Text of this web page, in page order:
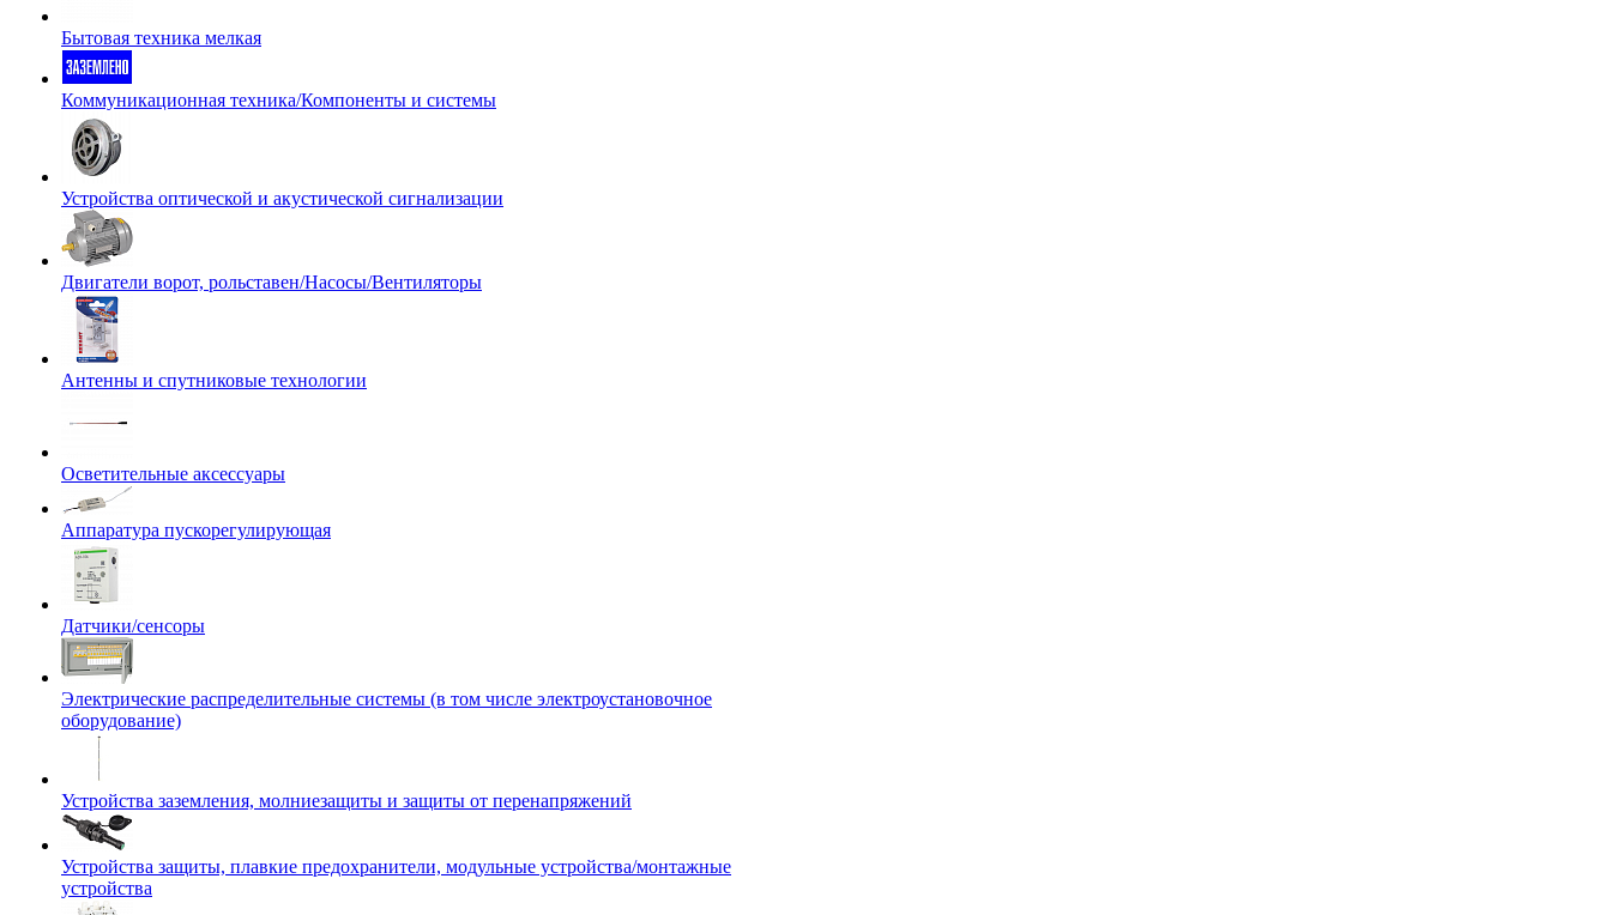
Бытовая техника мелкая
Коммуникационная техника/Компоненты и системы
Устройства оптической и акустической сигнализации
Двигатели ворот, рольставен/Насосы/Вентиляторы
Антенны и спутниковые технологии
Осветительные аксессуары
Аппаратура пускорегулирующая
Датчики/сенсоры
Электрические распределительные системы (в том числе электроустановочное
оборудование)
Устройства заземления, молниезащиты и защиты от перенапряжений
Устройства защиты, плавкие предохранители, модульные устройства/монтажные
устройства